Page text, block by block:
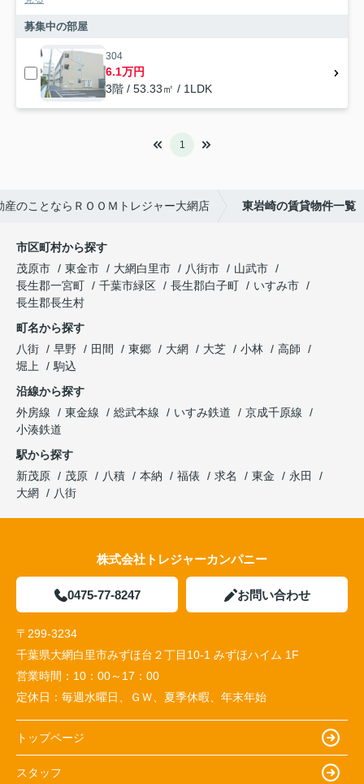
募集中の部屋
304
6.1万円
3階 / 53.33㎡ / 1LDK
1
産のことならＲＯＯＭトレジャー大網店 東岩崎の賃貸物件一覧
市区町村から探す
茂原市
東金市 大網白里市 八街市
山武市
長生郡一宮町
千葉市緑区 長生郡白子町
いすみ市
長生郡長生村
町名から探す
八街
早野 田間 東郷 大網 大芝 小林
高師
堀上
駒込
沿線から探す
外房線
東金線 総武本線 いすみ鉄道
京成千原線
小湊鉄道
駅から探す
新茂原
茂原 八積 本納 福俵 求名 東金
永田
大網
八街
株式会社トレジャーカンパニー
0475-77-8247 お問い合わせ
〒299-3234
千葉県大網白里市みずほ台２丁目10-1 みずほハイム 1F
営業時間： 10：00～17：00
定休日： 毎週水曜日、ＧＷ、夏季休暇、年末年始
トップページ
スタッフ